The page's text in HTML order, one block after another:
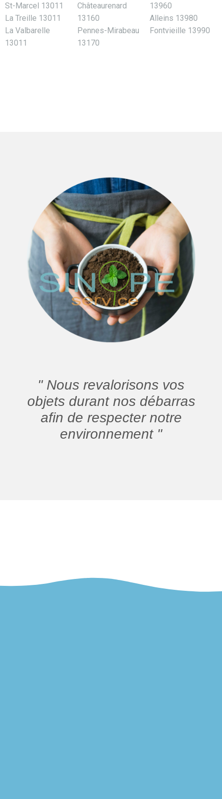
St-Marcel 13011
La Treille 13011
La Valbarelle
13011
Châteaurenard
13160
Pennes-Mirabeau
13170
13960
Alleins 13980
Fontvieille 13990
" Nous revalorisons vos
objets durant nos débarras
afin de respecter notre
environnement "